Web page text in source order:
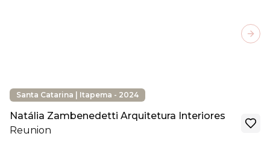
Santa Catarina | Itapema - 2024
Natália Zambenedetti Arquitetura Interiores
Reunion